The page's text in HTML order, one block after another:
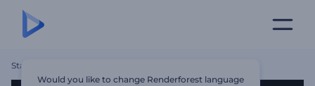
Startseite
Would you like to change Renderforest language